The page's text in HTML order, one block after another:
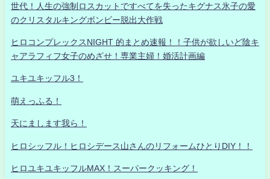
世代！人生の強制ロスカットですべてを失ったキグナス氷子の愛
のクリスタルキングボンビー脱出大作戦
ヒロコンプレックスNIGHT 的まとめ速報！！子供が欲しいど陰キ
ャアラフィフ女子のめざせ！専業主婦！婚活計画編
ユキユキッフル3！
萌えっふる！
天にまします我ら！
ヒロシッフル！ヒロシデース山さんのリフォームひとりDIY！！
ヒロユキユキッフルMAX！スーパークッキング！